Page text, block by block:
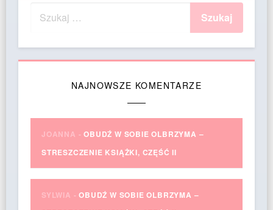
NAJNOWSZE KOMENTARZE
JOANNA -OBUDŹ W SOBIE OLBRZYMA –
STRESZCZENIE KSIĄŻKI, CZĘŚĆ II
SYLWIA -OBUDŹ W SOBIE OLBRZYMA –